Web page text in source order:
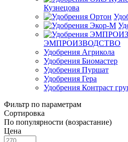
Кузнецова
ЭМПРОИЗВОДСТВО
Удобрения Агрикола
Удобрения Биомастер
Удобрения Пуршат
Удобрения Гера
Удобрения Контраст
Фильтр по параметрам
Сортировка
По популярности (возрастание)
Цена